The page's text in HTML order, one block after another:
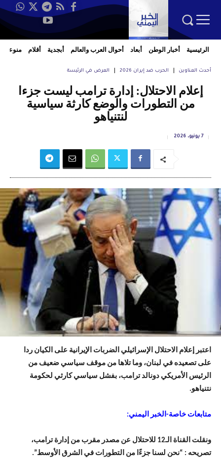
الرئيسية أخبار الوطن أبعاد أحوال العرب والعالم أبجدية أقلام منوعات
أحدث العناوين الحرب ضد إيران 2026 العرض في الرئيسة
إعلام الاحتلال: إدارة ترامب ليست جزءا
من التطورات والوضع كارثة سياسية
لنتنياهو
7 يونيو، 2026
اعتبر إعلام الاحتلال الإسرائيلي الضربات الإيرانية على الكيان ردا
على تصعيده في لبنان، وما تلاها من موقف سياسي ضعيف من
الرئيس الأمريكي دونالد ترامب، بفشل سياسي كارثي لحكومة
نتنياهو.
متابعات خاصة-الخبر اليمني:
ونقلت القناة الـ12 للاحتلال عن مصدر مقرب من إدارة ترامب،
تصريحه : “نحن لسنا جزءًا من التطورات في الشرق الأوسط”.